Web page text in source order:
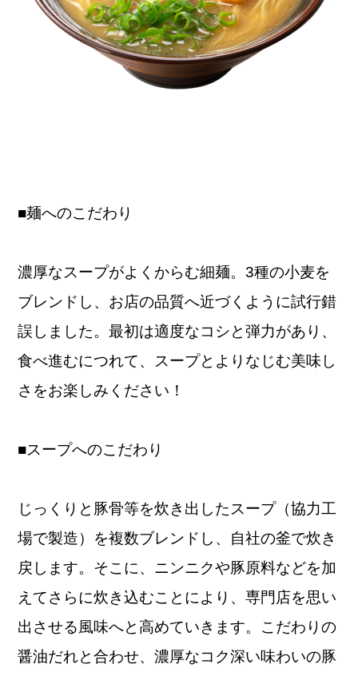
■麺へのこだわり
濃厚なスープがよくからむ細麺。3種の小麦を
ブレンドし、お店の品質へ近づくように試行錯
誤しました。最初は適度なコシと弾力があり、
食べ進むにつれて、スープとよりなじむ美味し
さをお楽しみください！
■スープへのこだわり
じっくりと豚骨等を炊き出したスープ（協力工
場で製造）を複数ブレンドし、自社の釜で炊き
戻します。そこに、ニンニクや豚原料などを加
えてさらに炊き込むことにより、専門店を思い
出させる風味へと高めていきます。こだわりの
醤油だれと合わせ、濃厚なコク深い味わいの豚